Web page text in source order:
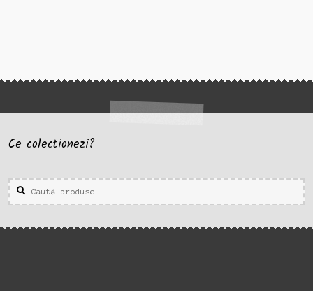
Ce colectionezi?
Caută
după:
Caută